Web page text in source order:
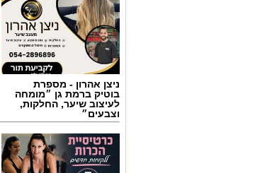
ניצן אהרון - מספרת
בוטיק ברמת גן ״מומחה
לעיצוב שיער, החלקות,
וצבעים״